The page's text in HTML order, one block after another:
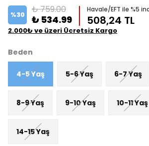
%30 ₺ 759.00
₺ 534.99
Havale/EFT ile %5
508,24 TL
2.000₺ ve üzeri Ücretsiz Kargo
Beden
4-5 Yaş 5-6 Yaş 6-7 Yaş
8-9 Yaş 9-10 Yaş 10-11 Yaş
14-15 Yaş